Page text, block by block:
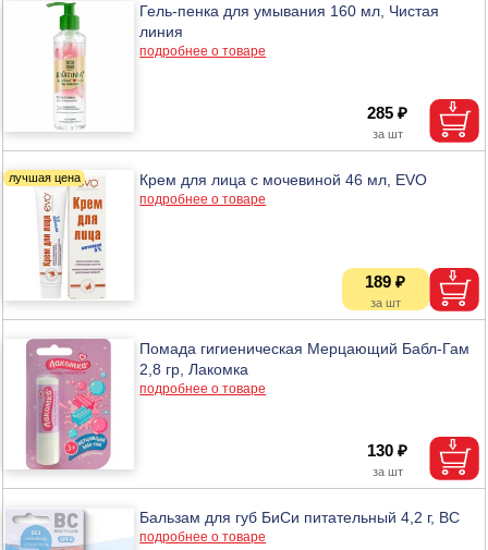
Гель-пенка для умывания 160 мл, Чистая
линия
подробнее о товаре
285 ₽
Крем для лица с мочевиной 46 мл, EVO
подробнее о товаре
189 ₽
Помада гигиеническая Мерцающий Бабл-Гам
2,8 гр, Лакомка
подробнее о товаре
130 ₽
Бальзам для губ БиСи питательный 4,2 г, BC
подробнее о товаре